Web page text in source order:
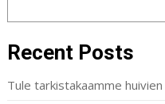
Recent Posts
Tule tarkistakaamme